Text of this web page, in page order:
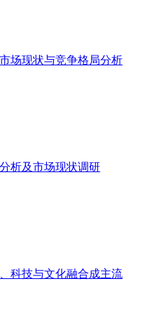
场现状与竞争格局分析
析及市场现状调研
科技与文化融合成主流